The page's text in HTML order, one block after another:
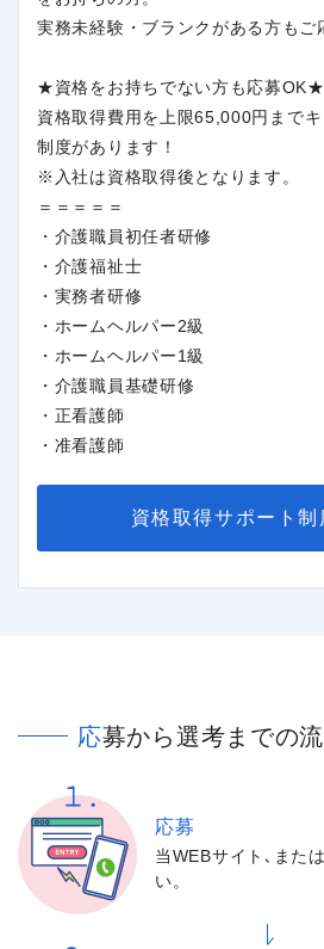
実務未経験・ブランクがある方もご
★資格をお持ちでない方も応募OK★
資格取得費用を上限65,000円まで
制度があります！
※入社は資格取得後となります。
＝＝＝＝＝
・介護職員初任者研修
・介護福祉士
・実務者研修
・ホームヘルパー2級
・ホームヘルパー1級
・介護職員基礎研修
・正看護師
・准看護師
資格取得サポート制
応募から選考までの
応募
当WEBサイト､また
い。